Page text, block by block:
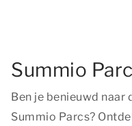
Summio
Ben je benieuwd
Summio Parcs?